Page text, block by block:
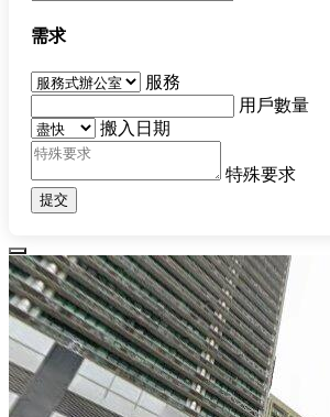
需求
服務
用戶數量
搬入日期
特殊要求
提交